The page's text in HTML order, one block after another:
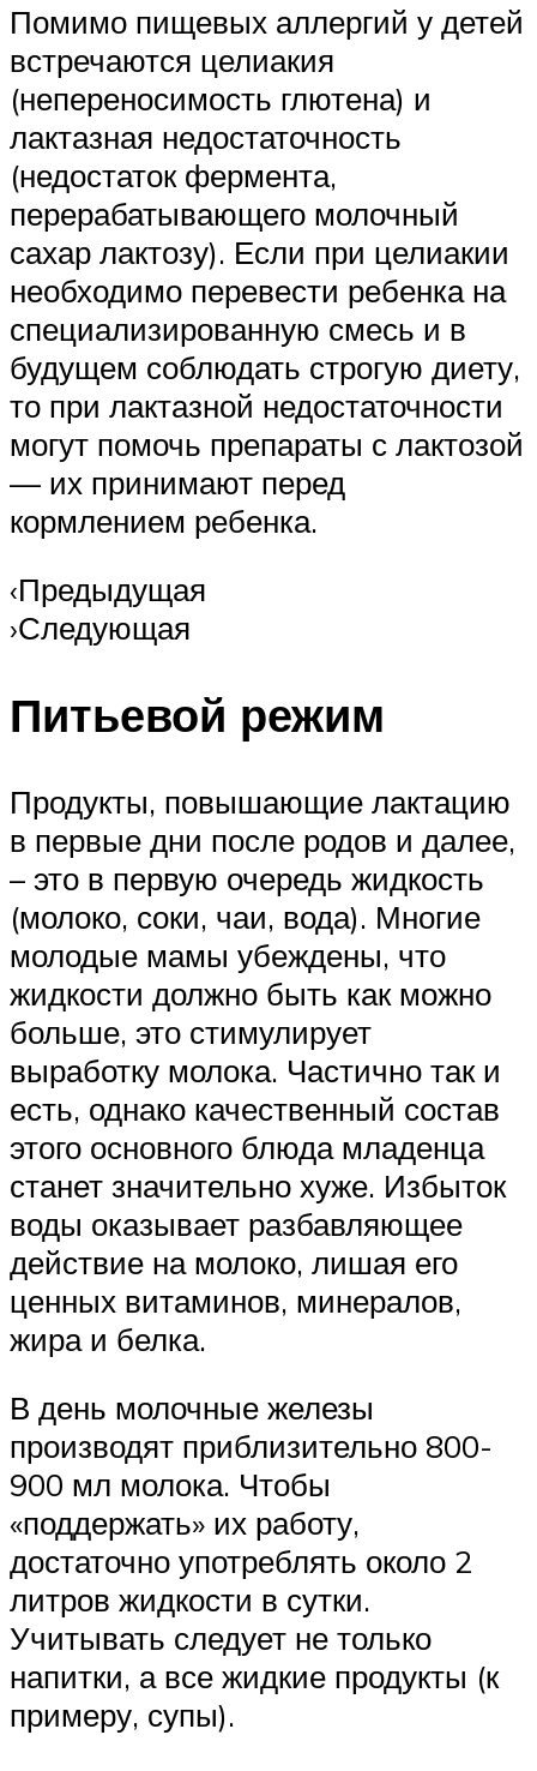
Помимо пищевых аллергий у детей
встречаются целиакия
(непереносимость глютена) и
лактазная недостаточность
(недостаток фермента,
перерабатывающего молочный
сахар лактозу). Если при целиакии
необходимо перевести ребенка на
специализированную смесь и в
будущем соблюдать строгую диету,
то при лактазной недостаточности
могут помочь препараты с лактозой
— их принимают перед
кормлением ребенка.
‹Предыдущая
›Следующая
Питьевой режим
Продукты, повышающие лактацию
в первые дни после родов и далее,
– это в первую очередь жидкость
(молоко, соки, чаи, вода). Многие
молодые мамы убеждены, что
жидкости должно быть как можно
больше, это стимулирует
выработку молока. Частично так и
есть, однако качественный состав
этого основного блюда младенца
станет значительно хуже. Избыток
воды оказывает разбавляющее
действие на молоко, лишая его
ценных витаминов, минералов,
жира и белка.
В день молочные железы
производят приблизительно 800-
900 мл молока. Чтобы
«поддержать» их работу,
достаточно употреблять около 2
литров жидкости в сутки.
Учитывать следует не только
напитки, а все жидкие продукты (к
примеру, супы).